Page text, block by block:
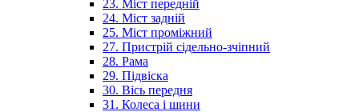
23. Міст передній
24. Міст задній
25. Міст проміжний
27. Пристрій сідельно-зчіпний
28. Рама
29. Підвіска
30. Вісь передня
31. Колеса і шини